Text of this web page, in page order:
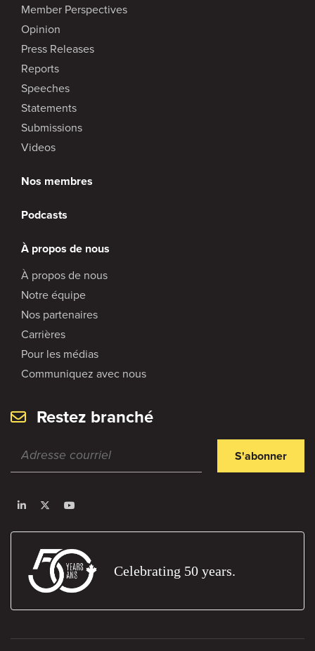
Member Perspectives
Opinion
Press Releases
Reports
Speeches
Statements
Submissions
Videos
Nos membres
Podcasts
À propos de nous
À propos de nous
Notre équipe
Nos partenaires
Carrières
Pour les médias
Communiquez avec nous
Restez branché
S'abonner
Celebrating 50 years.